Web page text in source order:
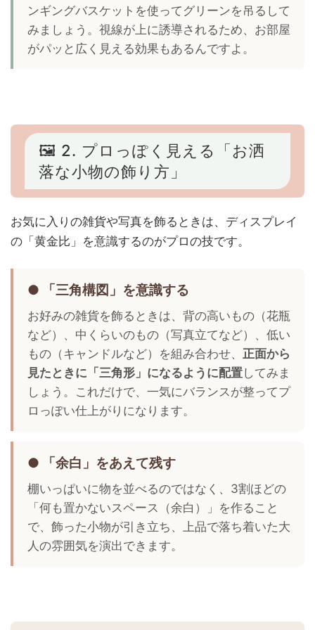
ンギングバスケットを使ってグリーンを吊るして
みましょう。視線が上に誘導されるため、お部屋
がパッと広く見える効果もあるんですよ。
🖼️ 2. プロっぽく見える「お洒
落な小物の飾り方」
お気に入りの雑貨や写真を飾るときは、ディスプレイ
の「黄金比」を意識するのがプロの技です。
● 「三角構図」を意識する
お好みの雑貨を飾るときは、背の高いもの（花瓶
など）、中くらいのもの（写真立てなど）、低い
もの（キャンドルなど）を組み合わせ、 正面から
見たときに「三角形」になるように配置してみま
しょう。これだけで、一気にバランスが整ってプ
ロっぽい仕上がりになります。
● 「余白」をあえて残す
棚いっぱいに物を並べるのではなく、3割ほどの
「何も置かないスペース（余白）」を作ること
で、飾った小物が引き立ち、上品で落ち着いた大
人の雰囲気を演出できます。